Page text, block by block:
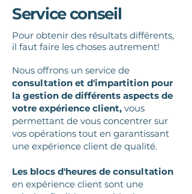
Service conseil
Pour obtenir des résultats différents,
il faut faire les choses autrement!
Nous offrons un service de
consultation et d'impartition pour
la gestion de différents aspects de
votre expérience client, vous
permettant de vous concentrer sur
vos opérations tout en garantissant
une expérience client de qualité.
Les blocs d'heures de consultation
en expérience client sont une